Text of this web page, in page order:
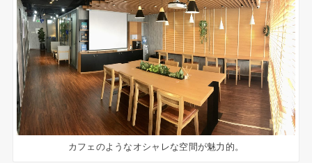
カフェのようなオシャレな空間が魅力的。